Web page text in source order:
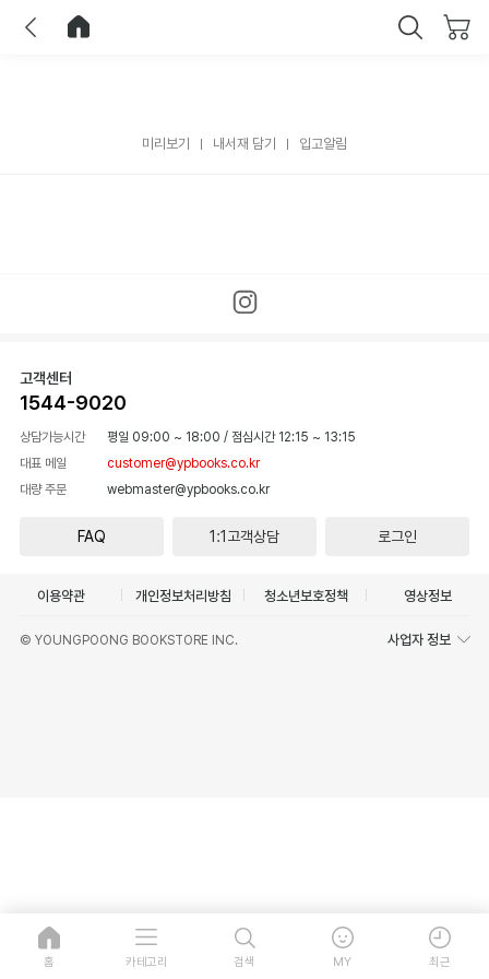
미리보기 내서재 담기 입고알림
고객센터
1544-9020
상담가능시간 평일 09:00 ~ 18:00 / 점심시간 12:15 ~ 13:15
대표 메일
customer@ypbooks.co.kr
대량 주문
webmaster@ypbooks.co.kr
FAQ 1:1고객상담 로그인
이용약관 개인정보처리방침 청소년보호정책 영상정보
© YOUNGPOONG BOOKSTORE INC. 사업자 정보
홈 카테고리 검색 MY 최근